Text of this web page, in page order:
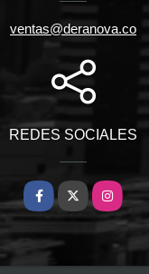
ventas@deranova.co
REDES SOCIALES
Facebook
X Instagram